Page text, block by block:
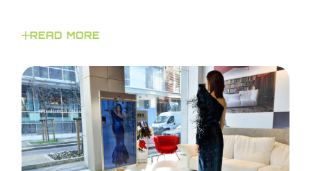
READ MORE